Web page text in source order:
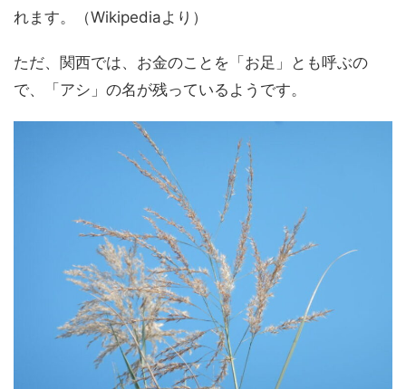
れます。（Wikipediaより）
ただ、関西では、お金のことを「お足」とも呼ぶの
で、「アシ」の名が残っているようです。